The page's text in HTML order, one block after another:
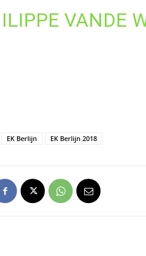
VANDE
EK Berlijn EK Berlijn 2018